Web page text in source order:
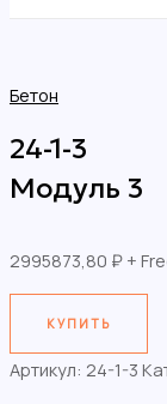
Бетон
24-1-3
Модуль 3
2995873,80 ₽ +
КУПИТЬ
Артикул: 24-1-3